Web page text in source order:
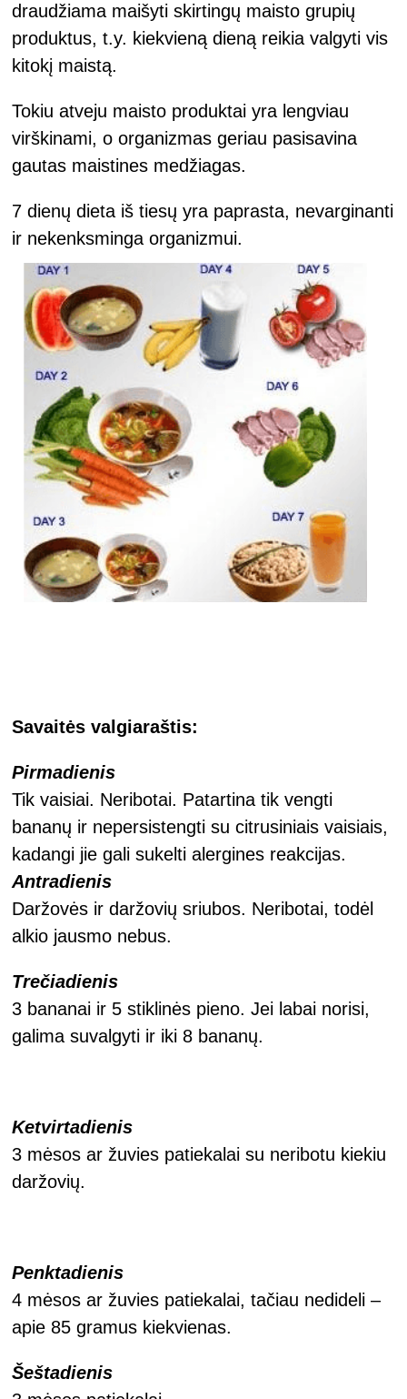
draudžiama maišyti skirtingų maisto grupių
produktus, t.y. kiekvieną dieną reikia valgyti vis
kitokį maistą.
Tokiu atveju maisto produktai yra lengviau
virškinami, o organizmas geriau pasisavina
gautas maistines medžiagas.
7 dienų dieta iš tiesų yra paprasta, nevarginanti
ir nekenksminga organizmui.
Savaitės valgiaraštis:
Pirmadienis
Tik vaisiai. Neribotai. Patartina tik vengti
bananų ir nepersistengti su citrusiniais vaisiais,
kadangi jie gali sukelti alergines reakcijas.
Antradienis
Daržovės ir daržovių sriubos. Neribotai, todėl
alkio jausmo nebus.
Trečiadienis
3 bananai ir 5 stiklinės pieno. Jei labai norisi,
galima suvalgyti ir iki 8 bananų.
Ketvirtadienis
3 mėsos ar žuvies patiekalai su neribotu kiekiu
daržovių.
Penktadienis
4 mėsos ar žuvies patiekalai, tačiau nedideli –
apie 85 gramus kiekvienas.
Šeštadienis